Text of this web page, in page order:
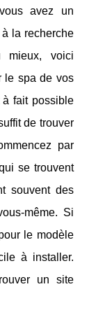
avez un
la recherche
mieux, voici
le spa de vos
à fait possible
de trouver
par
se trouvent
souvent des
même. Si
le modèle
à installer.
un site